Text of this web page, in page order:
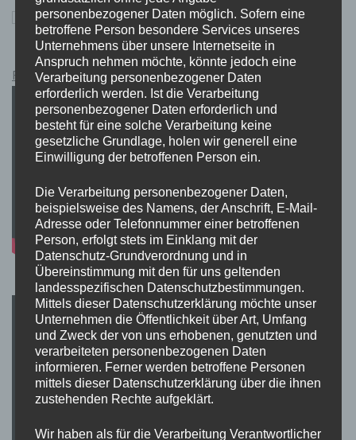
Pokémon Schwert und Schild Kauflink.>LINK<
personenbezogener Daten möglich. Sofern eine
betroffene Person besondere Services unseres
Unternehmens über unsere Internetseite in
Anspruch nehmen möchte, könnte jedoch eine
Verarbeitung personenbezogener Daten
erforderlich werden. Ist die Verarbeitung
personenbezogener Daten erforderlich und
besteht für eine solche Verarbeitung keine
gesetzliche Grundlage, holen wir generell eine
Einwilligung der betroffenen Person ein.
Die Verarbeitung personenbezogener Daten,
beispielsweise des Namens, der Anschrift, E-Mail-
Adresse oder Telefonnummer einer betroffenen
Person, erfolgt stets im Einklang mit der
Datenschutz-Grundverordnung und in
Übereinstimmung mit den für uns geltenden
landesspezifischen Datenschutzbestimmungen.
Mittels dieser Datenschutzerklärung möchte unser
Unternehmen die Öffentlichkeit über Art, Umfang
und Zweck der von uns erhobenen, genutzten und
verarbeiteten personenbezogenen Daten
informieren. Ferner werden betroffene Personen
mittels dieser Datenschutzerklärung über die ihnen
zustehenden Rechte aufgeklärt.
Wir haben als für die Verarbeitung Verantwortlicher